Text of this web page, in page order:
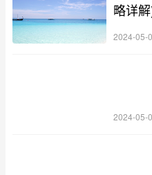
略详
2024-05-
2024-05-